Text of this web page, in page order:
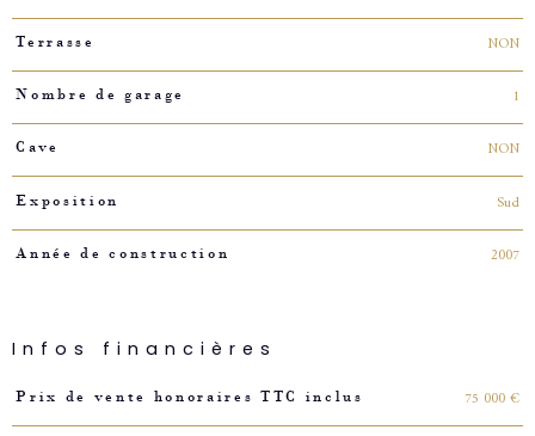
Terrasse NON
Nombre de garage 1
Cave NON
Exposition Sud
Année de construction 2007
Infos financières
Caractéristiques Valeurs
Prix de vente honoraires TTC inclus 75 000 €